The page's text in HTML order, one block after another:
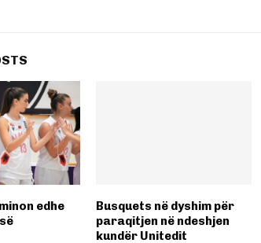
edhe
Busquets në dyshim për
paraqitjen në ndeshjen
kundër Unitedit